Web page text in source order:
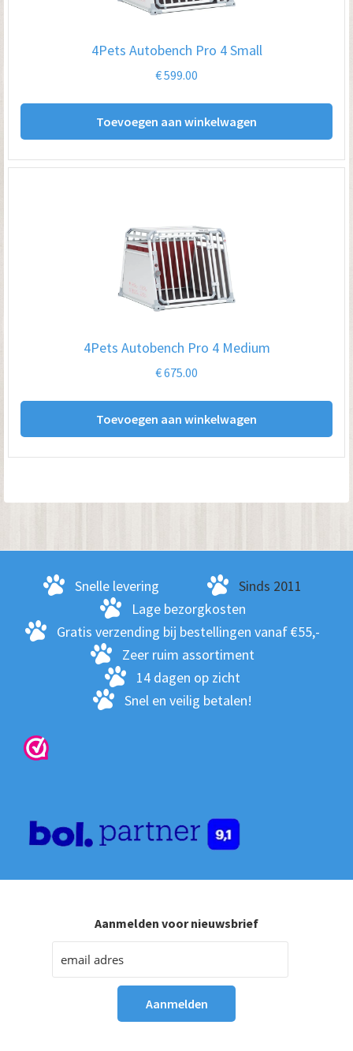
4Pets Autobench Pro 4 Small
€599.00
Toevoegen aan winkelwagen
4Pets Autobench Pro 4 Medium
€675.00
Toevoegen aan winkelwagen
Snelle levering
Sinds 2011
Lage bezorgkosten
Gratis verzending bij bestellingen vanaf €55,-
Zeer ruim assortiment
14 dagen op zicht
Snel en veilig betalen!
Aanmelden voor nieuwsbrief